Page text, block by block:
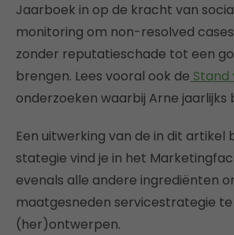
Jaarboek in op de kracht van
monitoring om non-resolved
zonder reputatieschade tot een
brengen. Lees vooral ook de Stand
onderzoeken waarbij Arne jaarlijks
Een uitwerking van de in dit artikel
stategie vind je in het
evenals alle andere ingrediënten
maatgesneden servicestrategie te
(her)ontwerpen.